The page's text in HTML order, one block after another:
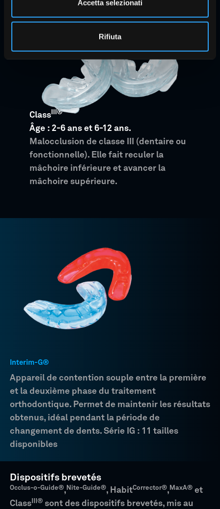
Accetta selezionati
Rifiuta
Class III®
Âge : 2-6 ans et 6-12 ans.
Malocclusion de classe III (dentaire ou
fonctionnelle). Elle fait reculer la
mâchoire inférieure et avancer la
mâchoire supérieure.
Interim-G®
Appareil de contention souple entre la première
et la deuxième phase du traitement
orthodontique. Permet de maintenir les résultats
obtenus, idéal pendant la période de
changement de dents. Série IG : 11 tailles
disponibles
Dispositifs brevetés
Occlus-o-Guide®, Nite-Guide®, HabitCorrector®, MaxA® et
Class III® sont des dispositifs brevetés, mis au